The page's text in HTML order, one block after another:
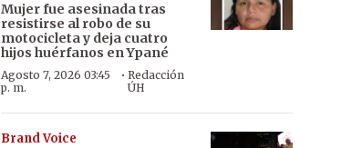
Mujer fue asesinada tras
resistirse al robo de su
motocicleta y deja cuatro
hijos huérfanos en Ypané
Agosto 7, 2026 03:45
p. m.
· Redacción
ÚH
Brand Voice